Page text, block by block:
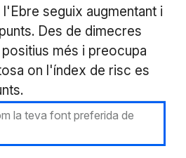
seguix augmentant i
Des de dimecres
més i preocupa
on l'índex de risc es
la teva font preferida de